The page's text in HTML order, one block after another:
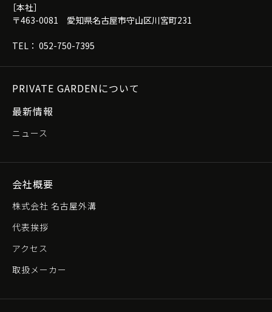
［本社］
〒463-0081 愛知県名古屋市守山区川宮町231
TEL： 052-750-7395
PRIVATE GARDENについて
最新情報
ニュース
会社概要
株式会社 名古屋外溝
代表挨拶
アクセス
取扱メーカー